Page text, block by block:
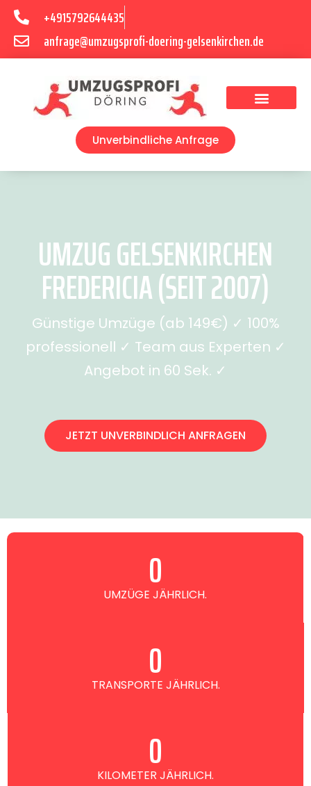
+4915792644435
anfrage@umzugsprofi-doering-gelsenkirchen.de
Unverbindliche Anfrage
UMZUG GELSENKIRCHEN
FREDERICIA (SEIT 2007)
Günstige Umzüge (ab 149€) ✓ 100%
professionell ✓ Team aus Experten ✓
Angebot in 60 Sek. ✓
JETZT UNVERBINDLICH ANFRAGEN
UMZÜGE JÄHRLICH.
0
TRANSPORTE JÄHRLICH.
0
KILOMETER JÄHRLICH.
0